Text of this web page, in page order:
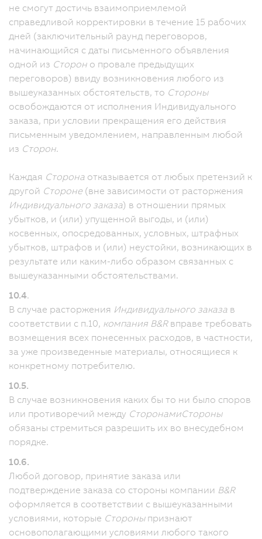
не смогут достичь взаимоприемлемой
справедливой корректировки в течение 15 рабочих
дней (заключительный раунд переговоров,
начинающийся с даты письменного объявления
одной из Сторон о провале предыдущих
переговоров) ввиду возникновения любого из
вышеуказанных обстоятельств, то Стороны
освобождаются от исполнения Индивидуального
заказа, при условии прекращения его действия
письменным уведомлением, направленным любой
из Сторон.
Каждая Сторона отказывается от любых претензий к
другой Стороне (вне зависимости от расторжения
Индивидуального заказа) в отношении прямых
убытков, и (или) упущенной выгоды, и (или)
косвенных, опосредованных, условных, штрафных
убытков, штрафов и (или) неустойки, возникающих в
результате или каким-либо образом связанных с
вышеуказанными обстоятельствами.
10.4.
В случае расторжения Индивидуального заказа в
соответствии с п.10, компания B&Rвправе требовать
возмещения всех понесенных расходов, в частности,
за уже произведенные материалы, относящиеся к
конкретному потребителю.
10.5.
В случае возникновения каких бы то ни было споров
или противоречий между СторонамиСтороны
обязаны стремиться разрешить их во внесудебном
порядке.
10.6.
Любой договор, принятие заказа или
подтверждение заказа со стороны компании B&R
оформляется в соответствии с вышеуказанными
условиями, которые Стороныпризнают
основополагающими условиями любого такого